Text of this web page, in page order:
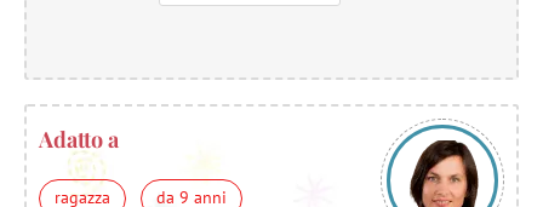
Adatto a
ragazza da 9 anni